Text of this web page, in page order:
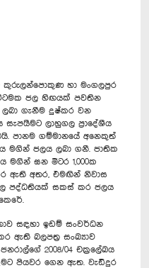
හා මංගලපුර
ජල හිඟයක් පවතින
ගැනීම දුෂ්කර වන
ලාහුගල ප්‍රාදේශීය
පානම ගම්මානයේ අනෙකුත්
මගින් ජලය ලබා ගනී. ජාතික
මගින් ඝන මීටර 1,000ක
ඇති අතර, එමඟින් නිවාස
පද්ධතියක් සකස් කර ජලය
සඳහා ඉඩම් සංවර්ධන
ඇති බලපත්‍ර සංඛ්‍යාව
2008/04 චක්‍රලේඛය
පියවර ගෙන ඇත. වැඩිදුර